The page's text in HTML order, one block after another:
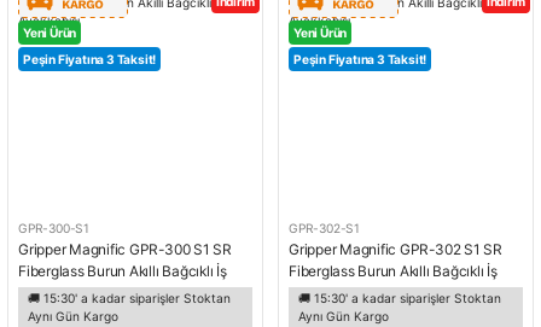
Yeni Ürün
Peşin Fiyatına 3 Taksit!
GPR-300-S1
Gripper Magnific GPR-300 S1 SR
Fiberglass Burun Akıllı Bağcıklı İş
Ayakkabısı
🚚 15:30' a kadar siparişler Stoktan
Aynı Gün Kargo
Yeni Ürün
Peşin Fiyatına 3 Taksit!
GPR-302-S1
Gripper Magnific GPR-302 S1 SR
Fiberglass Burun Akıllı Bağcıklı İş
Ayakkabısı
🚚 15:30' a kadar siparişler Stoktan
Aynı Gün Kargo